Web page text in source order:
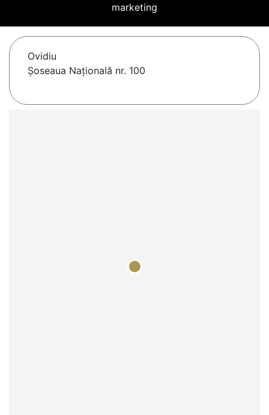
marketing
Ovidiu
Șoseaua Națională nr. 100